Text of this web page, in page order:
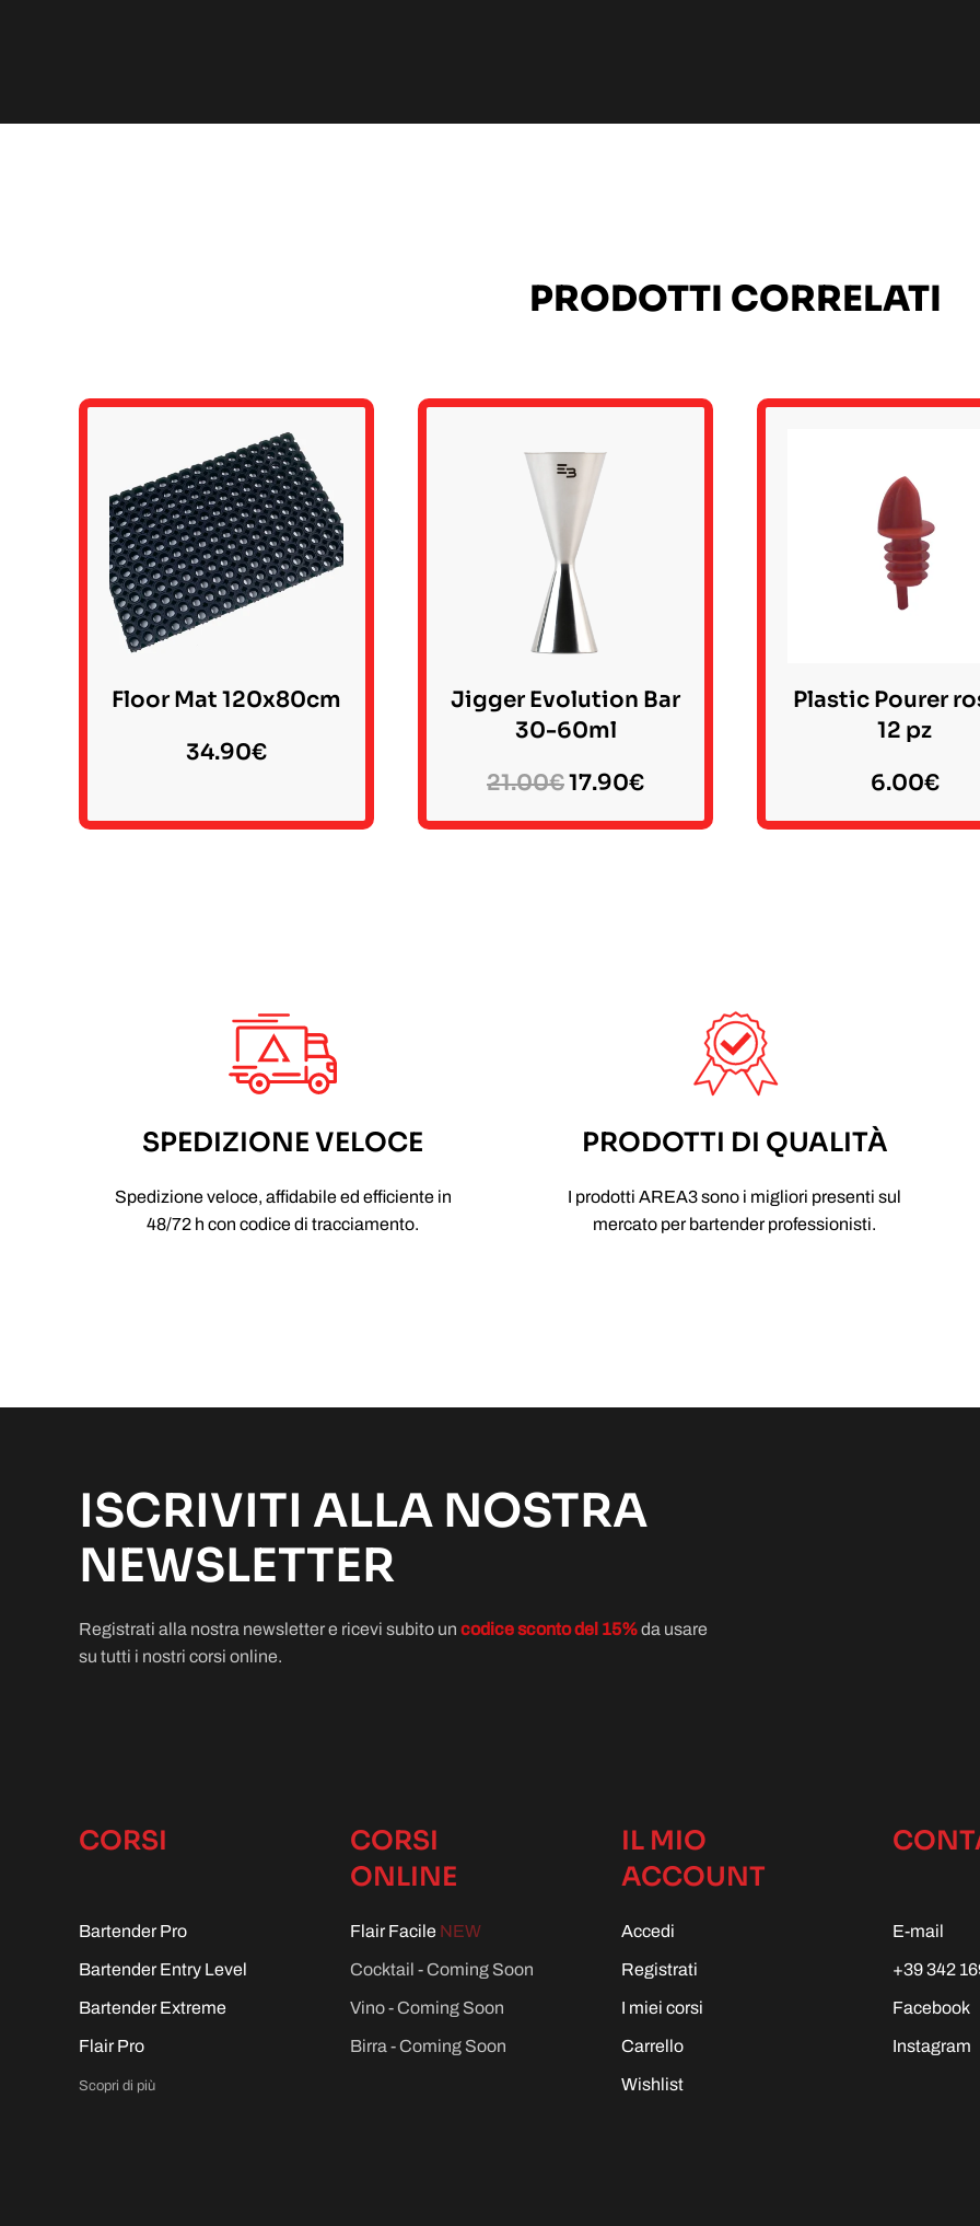
PRODOTTI CORRELATI
Floor Mat 120x80cm
34.90€
Jigger Evolution Bar
30-60ml
21.00€Il
17.90€Il
prezzo
Plastic Pourer
12 pz
6.00€
SPEDIZIONE VELOCE
Spedizione veloce, affidabile ed efficiente in
48/72 h con codice di tracciamento.
PRODOTTI DI QUALITÀ
I prodotti AREA3 sono i migliori presenti sul
mercato per bartender professionisti.
ISCRIVITI ALLA NOSTRA
NEWSLETTER
Registrati alla nostra newsletter e ricevi subito un codice sconto del 15%da usare
su tutti i nostri corsi online.
CORSI
Bartender Pro
Bartender Entry Level
Bartender Extreme
Flair Pro
Scopri di più
CORSI
ONLINE
Flair Facile NEW
Cocktail - Coming Soon
Vino - Coming Soon
Birra - Coming Soon
IL MIO
ACCOUNT
Accedi
Registrati
I miei corsi
Carrello
Wishlist
E-mail
+39 342
Facebook
Instagram